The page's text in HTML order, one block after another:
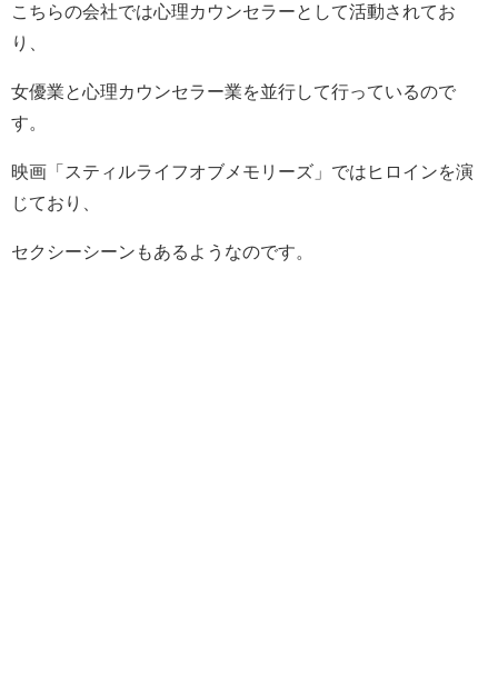
こちらの会社では心理カウンセラーとして活動されてお
り、
女優業と心理カウンセラー業を並行して行っているので
す。
映画「スティルライフオブメモリーズ」ではヒロインを演
じており、
セクシーシーンもあるようなのです。